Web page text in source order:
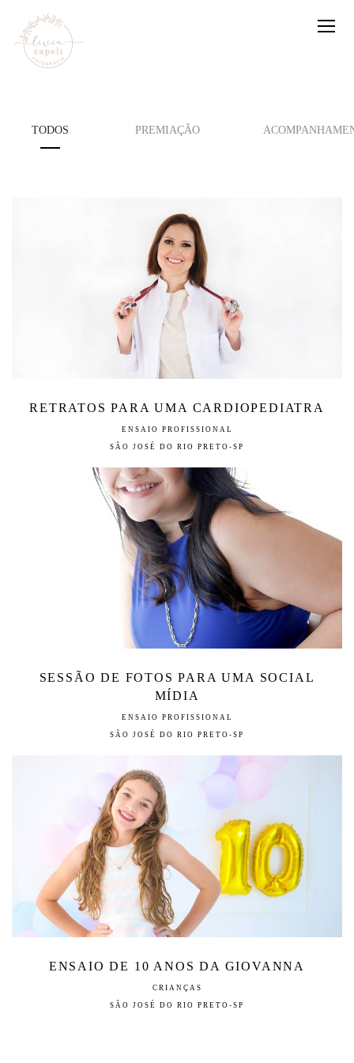
TODOS PREMIAÇÃO
RETRATOS PARA UMA CARDIOPEDIATRA
ENSAIO PROFISSIONAL
SÃO JOSÉ DO RIO PRETO-SP
SESSÃO DE FOTOS PARA UMA SOCIAL
MÍDIA
ENSAIO PROFISSIONAL
SÃO JOSÉ DO RIO PRETO-SP
ENSAIO DE 10 ANOS DA GIOVANNA
CRIANÇAS
SÃO JOSÉ DO RIO PRETO-SP